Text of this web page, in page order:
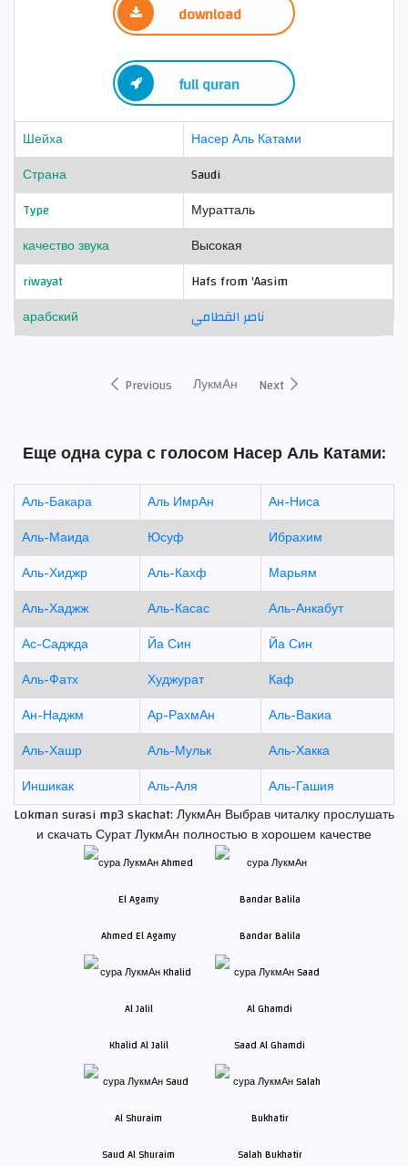
download
full quran
Шейха
Насер Аль Катами
Страна
Saudi
Type
Муратталь
качество звука
Высокая
riwayat
Hafs from 'Aasim
арабский
ناصر القطامي
Previous ЛукмАн Next
Еще одна сура с голосом Насер Аль Катами:
Аль-Бакара Аль ИмрАн
Ан-Ниса
Аль-Маида
Юсуф
Ибрахим
Аль-Хиджр
Аль-Кахф
Марьям
Аль-Хаджж
Аль-Касас
Аль-Анкабут
Ас-Саджда
Йа Син
Йа Син
Аль-Фатх
Худжурат
Каф
Ан-Наджм
Ар-РахмАн
Аль-Вакиа
Аль-Хашр
Аль-Мульк
Аль-Хакка
Иншикак
Аль-Аля
Аль-Гашия
Lokman surasi mp3 skachat: ЛукмАн Выбрав читалку прослушать
и скачать Сурат ЛукмАн полностью в хорошем качестве
Ahmed El Agamy Bandar Balila
Khalid Al Jalil Saad Al Ghamdi
Saud Al Shuraim Salah Bukhatir